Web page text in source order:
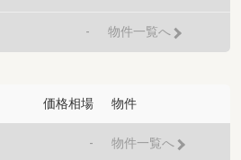
- 物件一覧へ
価格相場 物件
- 物件一覧へ